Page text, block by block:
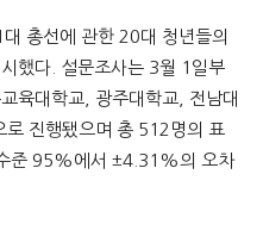
총선에 관한 20대 청년들의
했다. 설문조사는 3월 1일부
육대학교, 광주대학교, 전남대
로 진행됐으며 총 512명의 표
준 95%에서 ±4.31%의 오차